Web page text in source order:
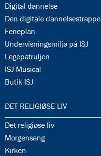
34.11:
Digital dannelse
34.12:
Den digitale dannelsestrappe
34.13:
Ferieplan
34.14:
Undervisningsmiljø på ISJ
34.15:
Legepatruljen
34.16:
ISJ Musical
34.17:
Butik ISJ
35.0:
DET RELIGIØSE LIV
35.1:
Det religiøse liv
35.2:
Morgensang
35.3:
Kirken